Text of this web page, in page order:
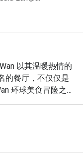
以其温暖热情的
的餐厅，不仅仅是
环球美食冒险之
笑声，弥漫着熟悉
踏入这个每个角
城市喧嚣的同
献的世界级风